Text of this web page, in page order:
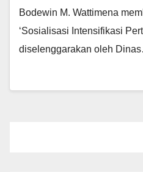
Bodewin M. Wattimena
‘Sosialisasi Intensifikasi
diselenggarakan oleh